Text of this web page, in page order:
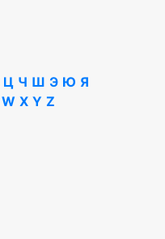
Ц Ч Ш Э Ю Я
W X Y Z